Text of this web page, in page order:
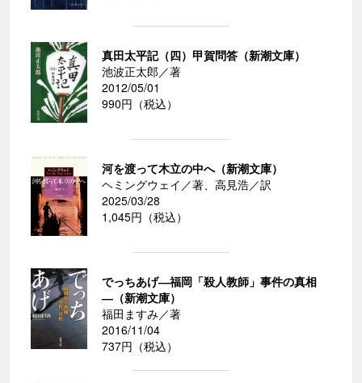
真田太平記（四）甲賀問答（新潮文庫）
池波正太郎／著
2012/05/01
990円（税込）
河を渡って木立の中へ（新潮文庫）
ヘミングウェイ／著、高見浩／訳
2025/03/28
1,045円（税込）
でっちあげ―福岡「殺人教師」事件の真相
―（新潮文庫）
福田ますみ／著
2016/11/04
737円（税込）